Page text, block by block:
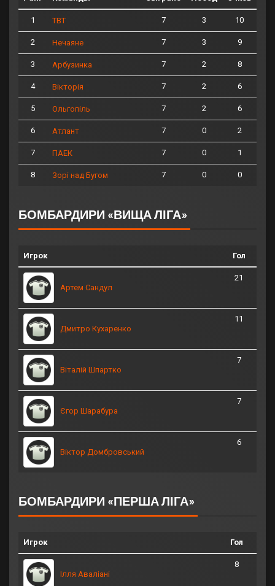
1 ТВТ 7 3 10
2 Нечаяне 7 3 9
3 Арбузинка 7 2 8
4 Вікторія 7 2 6
5 Ольгопіль 7 2 6
6 Атлант 7 0 2
7 ПАЕК 7 0 1
8 Зорі над Бугом 7 0 0
БОМБАРДИРИ «ВИЩА ЛІГА»
Игрок Гол
Артем Сандул
21
Дмитро Кухаренко
11
Віталій Шпартко
7
Єгор Шарабура
7
Віктор Домбровський
6
БОМБАРДИРИ «ПЕРША ЛІГА»
Игрок Гол
Ілля Аваліані
8